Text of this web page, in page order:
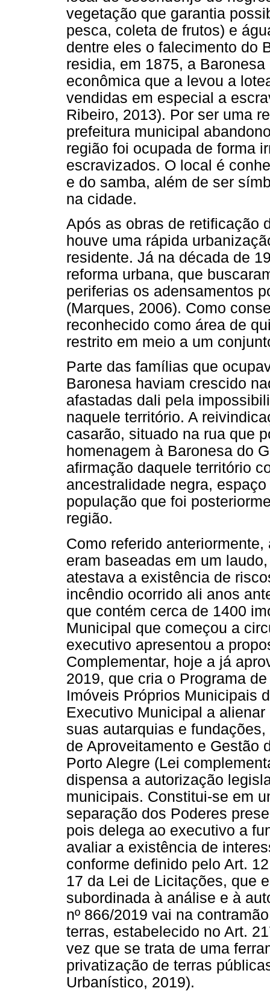
vegetação que garantia
pesca, coleta de frutos) e
dentre eles o falecimento do
residia, em 1875, a
econômica que a levou a
vendidas em especial a
Ribeiro, 2013). Por ser uma
prefeitura municipal
região foi ocupada de forma
escravizados. O local é
e do samba, além de ser
na cidade.
Após as obras de retificação
houve uma rápida
residente. Já na década de
reforma urbana, que
periferias os adensamentos
(Marques, 2006). Como
reconhecido como área de
restrito em meio a um
Parte das famílias que
Baronesa haviam crescido
afastadas dali pela
naquele território. A
casarão, situado na rua que
homenagem à Baronesa do
afirmação daquele território
ancestralidade negra,
população que foi
região.
Como referido
eram baseadas em um
atestava a existência de
incêndio ocorrido ali anos
que contém cerca de 1400
Municipal que começou a
executivo apresentou a
Complementar, hoje a já
2019, que cria o Programa
Imóveis Próprios Municipais
Executivo Municipal a
suas autarquias e
de Aproveitamento e Gestão
Porto Alegre (Lei
dispensa a autorização
municipais. Constitui-se em
separação dos Poderes
pois delega ao executivo a
avaliar a existência de
conforme definido pelo Art.
17 da Lei de Licitações, que
subordinada à análise e à
nº 866/2019 vai na
terras, estabelecido no Art.
vez que se trata de uma
privatização de terras
Urbanístico, 2019).